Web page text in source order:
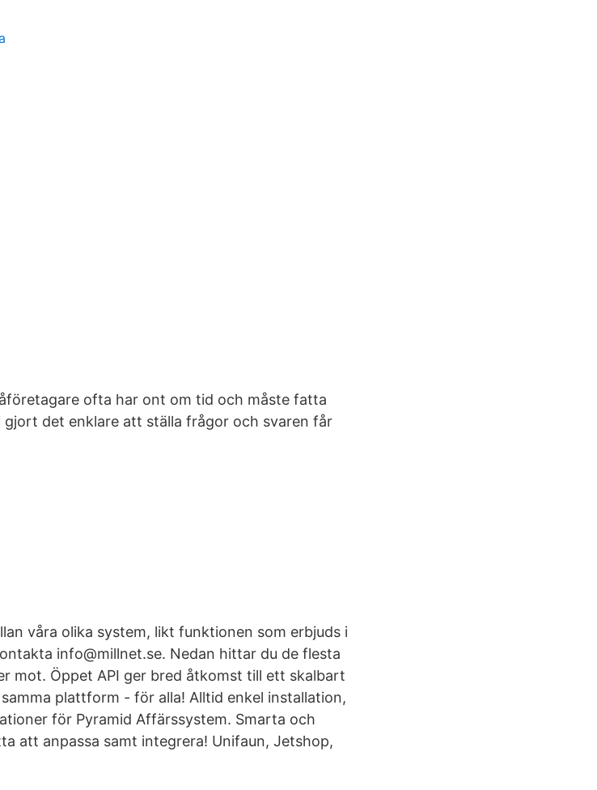
ofta har ont om tid och måste fatta
det enklare att ställa frågor och svaren får
våra olika system, likt funktionen som erbjuds i
info@millnet.se. Nedan hittar du de flesta
mot. Öppet API ger bred åtkomst till ett skalbart
plattform - för alla! Alltid enkel installation,
för Pyramid Affärssystem. Smarta och
att anpassa samt integrera! Unifaun, Jetshop,